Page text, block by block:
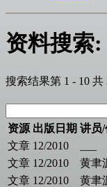
资料搜索:
搜索结果第 1 - 10 共
资源 出版日期 讲员
文章 12/2010
文章 12/2010 黄聿
文章 12/2010 黄聿